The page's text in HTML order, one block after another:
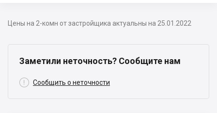
Цены на 2-комн от застройщика актуальны на 25.01.2022
Заметили неточность? Сообщите нам
 Сообщить о неточности